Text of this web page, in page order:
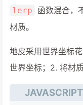
lerp
函数混合，
材质。
地皮采用世界坐标
世界坐标；2. 将材
JAVASCRIPT